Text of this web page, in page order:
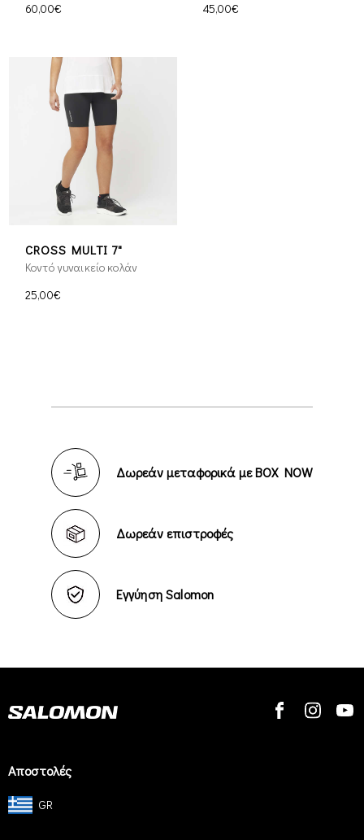
60,00€
45,00€
CROSS MULTI 7"
Κοντό γυναικείο κολάν
25,00€
Δωρεάν μεταφορικά με BOX NOW
Δωρεάν επιστροφές
Εγγύηση Salomon
Αποστολές
GR